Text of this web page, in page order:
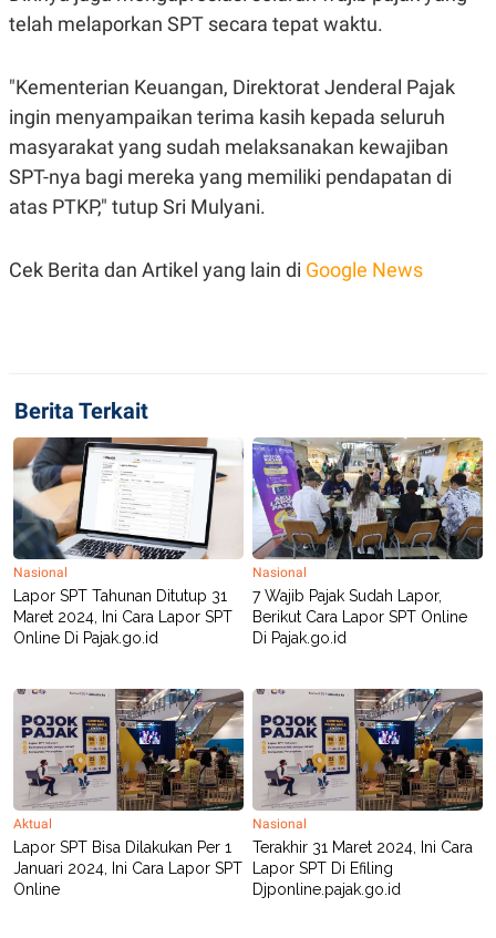
S
A
A
T
A
A
G
K
O
N
A
V
L
I
P
U
N
A
N
A
C
A
D
E
M
Y
E
S
R
E
L
E
A
S
E
.
I
D
N
G
A
N
A
C
E
T
A
K
N
R
J
E
M
I
T
E
N
telah melaporkan SPT secara tepat waktu.
"Kementerian Keuangan, Direktorat Jenderal Pajak
ingin menyampaikan terima kasih kepada seluruh
masyarakat yang sudah melaksanakan kewajiban
SPT-nya bagi mereka yang memiliki pendapatan di
atas PTKP," tutup Sri Mulyani.
Cek Berita dan Artikel yang lain di Google News
Berita Terkait
Nasional
Lapor SPT Tahunan Ditutup 31
Maret 2024, Ini Cara Lapor SPT
Online Di Pajak.go.id
Nasional
7 Wajib Pajak Sudah Lapor,
Berikut Cara Lapor SPT Online
Di Pajak.go.id
Aktual
Lapor SPT Bisa Dilakukan Per 1
Januari 2024, Ini Cara Lapor SPT
Online
Nasional
Terakhir 31 Maret 2024, Ini Cara
Lapor SPT Di Efiling
Djponline.pajak.go.id